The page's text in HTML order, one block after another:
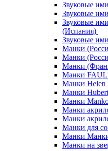
Звуковые
Звуковые
Звуковые
(Испания)
Звуковые
Манки
Манки
Манки
Манки
Манки Helen
Манки
Манки
Манки
Манки
Манки для
Манки
Манки на